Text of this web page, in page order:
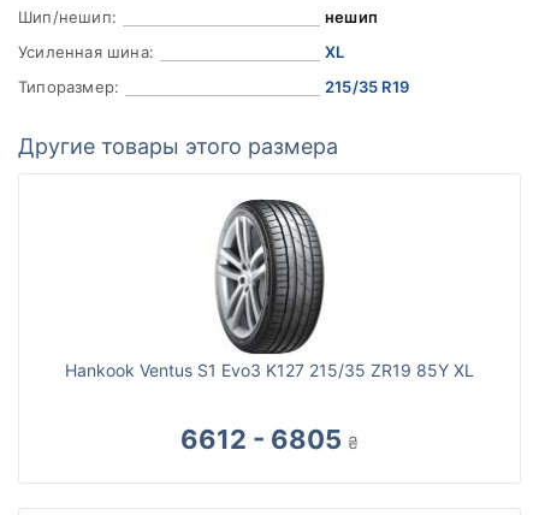
Шип/нешип:
нешип
Усиленная шина:
XL
Типоразмер:
215/35 R19
Другие товары этого размера
Hankook Ventus S1 Evo3 K127 215/35 ZR19 85Y XL
6612 - 6805 ₴